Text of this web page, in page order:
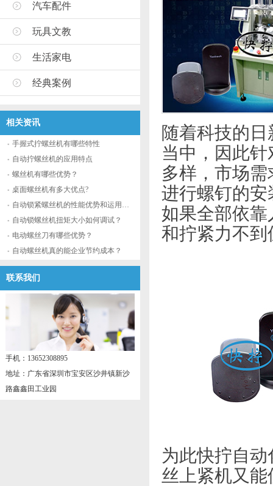
汽车配件
玩具文教
生活家电
经典案例
相关资讯
手握式拧螺丝机有哪些特性
自动拧螺丝机的应用特点
螺丝机有哪些优势？
桌面螺丝机有多大优点?
自动锁紧螺丝机的性能优势和运用流程
自动锁螺丝机扭矩大小如何调试？
电动螺丝刀有哪些优势？
自动螺丝机真的能企业节约成本？
联系我们
手机：13652308895
地址：广东省深圳市宝安区沙井镇新沙
路鑫鑫田工业园
随着科技的
当中，因此
多样，市场
进行螺钉的
如果全部依
和拧紧力不
为此快拧自
丝上紧机又